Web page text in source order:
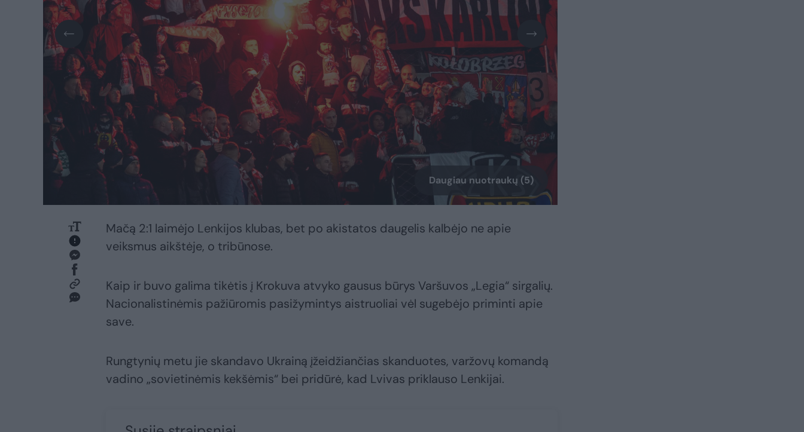
Daugiau nuotraukų (5)
Mačą 2:1 laimėjo Lenkijos klubas, bet po akistatos daugelis kalbėjo ne apie
veiksmus aikštėje, o tribūnose.
Kaip ir buvo galima tikėtis į Krokuva atvyko gausus būrys Varšuvos „Legia“ sirgalių.
Nacionalistinėmis pažiūromis pasižymintys aistruoliai vėl sugebėjo priminti apie
save.
Rungtynių metu jie skandavo Ukrainą įžeidžiančias skanduotes, varžovų komandą
vadino „sovietinėmis kekšėmis“ bei pridūrė, kad Lvivas priklauso Lenkijai.